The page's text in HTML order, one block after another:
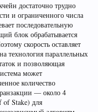
достаточно трудно
и ограниченного числа
последовательную
блок обрабатывается
скорость оставляет
технология параллельных
и позволяющая
может
количество
— около 4
of Stake) для